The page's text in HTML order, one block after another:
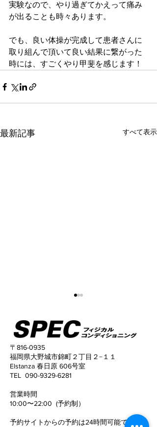
実験なので、やり過ぎてかえって痛み
が出ることも時々あります。
でも、良い体操が完成して患者さんに
取り組んで頂いて良い結果に繋がった
時には、すごくやり甲斐を感じます！
最新記事 すべて表示
姿勢がこんなに変わる！
〒816-0935
福岡県大野城市錦町２丁目２−１１
Elstanza 春日原 606号室
TEL 090-9329-6281
​営業時間
10:00〜22:00 (予約制）
予約サイトからの予約は24時間可能ですの